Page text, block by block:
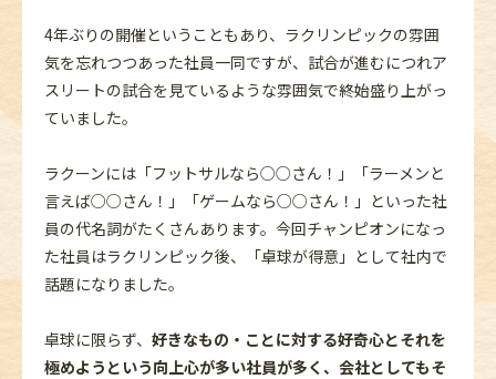
4年ぶりの開催ということもあり、ラクリンピックの雰囲
気を忘れつつあった社員一同ですが、試合が進むにつれア
スリートの試合を見ているような雰囲気で終始盛り上がっ
ていました。
ラクーンには「フットサルなら○○さん！」「ラーメンと
言えば○○さん！」「ゲームなら○○さん！」といった社
員の代名詞がたくさんあります。今回チャンピオンになっ
た社員はラクリンピック後、「卓球が得意」として社内で
話題になりました。
卓球に限らず、 好きなもの・ことに対する好奇心とそれを
極めようという向上心が多い社員が多く、会社としてもそ